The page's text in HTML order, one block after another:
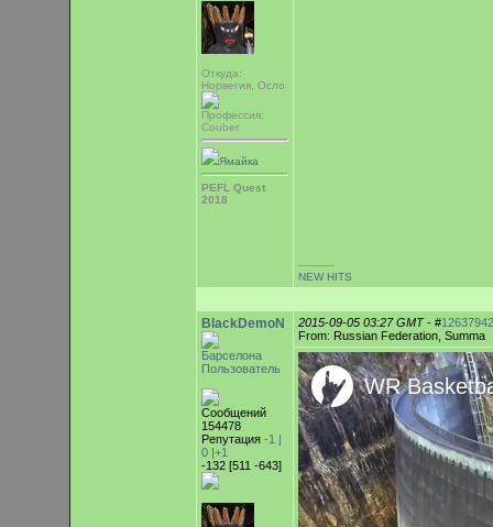
Откуда:
Норвегия, Осло
Профессия:
Couber
Ямайка
PEFL Quest
2018
-----------
NEW HITS
BlackDemoN
Барселона
Пользователь
Сообщений
154478
Репутация -1 |
0 |+1
-132 [511 -643]
2015-09-05 03:27 GMT- #12637942
From: Russian Federation, Summa